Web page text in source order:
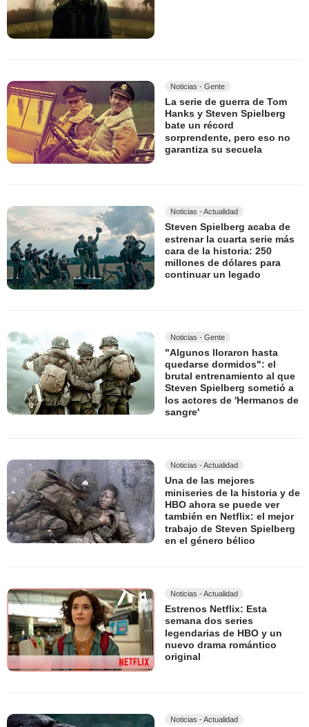
Noticias - Gente
La serie de guerra de Tom
Hanks y Steven Spielberg
bate un récord
sorprendente, pero eso no
garantiza su secuela
Noticias - Actualidad
Steven Spielberg acaba de
estrenar la cuarta serie más
cara de la historia: 250
millones de dólares para
continuar un legado
Noticias - Gente
"Algunos lloraron hasta
quedarse dormidos": el
brutal entrenamiento al que
Steven Spielberg sometió a
los actores de 'Hermanos de
sangre'
Noticias - Actualidad
Una de las mejores
miniseries de la historia y de
HBO ahora se puede ver
también en Netflix: el mejor
trabajo de Steven Spielberg
en el género bélico
Noticias - Actualidad
Estrenos Netflix: Esta
semana dos series
legendarias de HBO y un
nuevo drama romántico
original
Noticias - Actualidad